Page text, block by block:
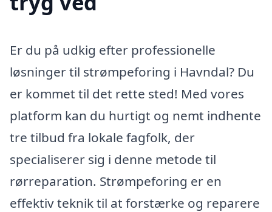
Er du på udkig efter professionelle
løsninger til strømpeforing i Havndal? Du
er kommet til det rette sted! Med vores
platform kan du hurtigt og nemt indhente
tre tilbud fra lokale fagfolk, der
specialiserer sig i denne metode til
rørreparation. Strømpeforing er en
effektiv teknik til at forstærke og reparere